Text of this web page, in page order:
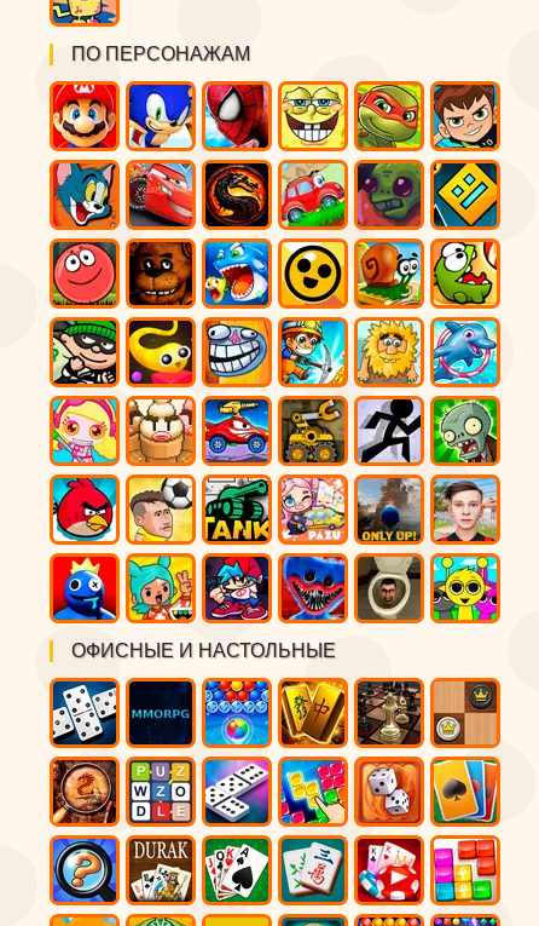
ПО ПЕРСОНАЖАМ
ОФИСНЫЕ И НАСТОЛЬНЫЕ